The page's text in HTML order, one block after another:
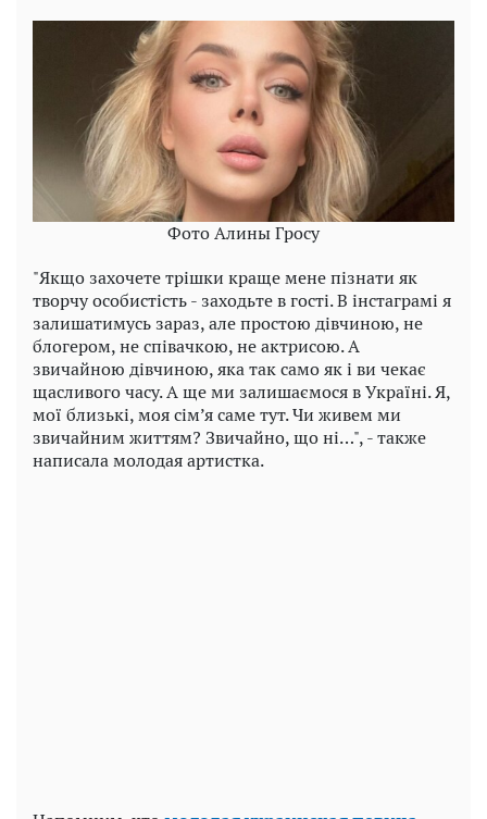
Фото Алины Гросу
"Якщо захочете трішки краще мене пізнати як
творчу особистість - заходьте в гості. В інстаграмі я
залишатимусь зараз, але простою дівчиною, не
блогером, не співачкою, не актрисою. А
звичайною дівчиною, яка так само як і ви чекає
щасливого часу. А ще ми залишаємося в Україні. Я,
мої близькі, моя сім’я саме тут. Чи живем ми
звичайним життям? Звичайно, що ні…", - также
написала молодая артистка.